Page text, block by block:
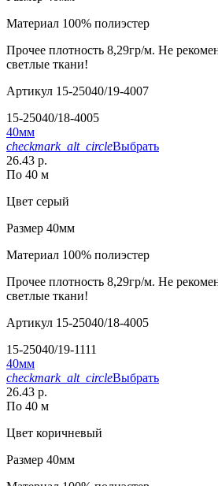
Материал 100% полиэстер
Прочее плотность 8,29гр/м. Не
светлые ткани!
Артикул 15-25040/19-4007
15-25040/18-4005
40мм
checkmark_alt_circleВыбрать
26.43 р.
По 40 м
Цвет серый
Размер 40мм
Материал 100% полиэстер
Прочее плотность 8,29гр/м. Не
светлые ткани!
Артикул 15-25040/18-4005
15-25040/19-1111
40мм
checkmark_alt_circleВыбрать
26.43 р.
По 40 м
Цвет коричневый
Размер 40мм